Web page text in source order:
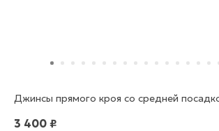
Джинсы прямого кроя со средней
3 400 ₽